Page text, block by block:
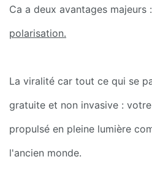
Ca a deux avantages majeurs :
polarisation.
La viralité car tout ce qui se
gratuite et non invasive :
propulsé en pleine lumière
l'ancien monde.